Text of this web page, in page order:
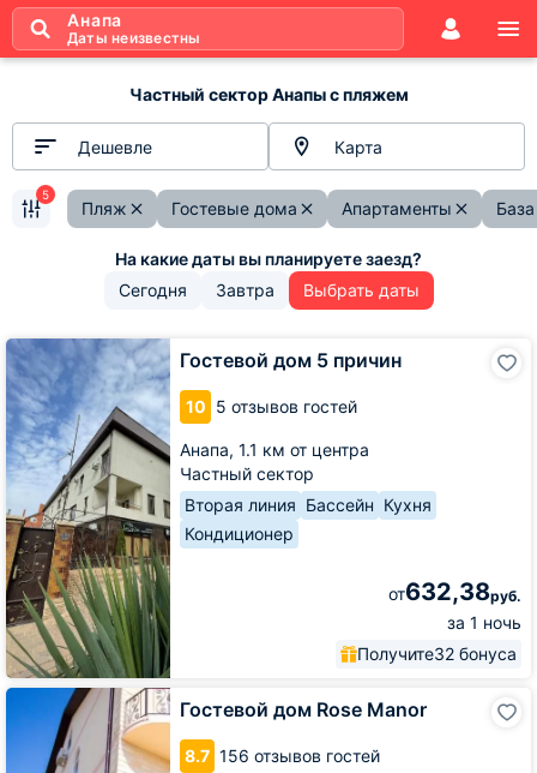
Анапа
Даты неизвестны
Частный сектор Анапы с пляжем
Дешевле Карта
Пляж Гостевые дома Апартаменты
5
Сегодня Завтра Выбрать даты
Гостевой дом 5 причин
10 5 отзывов гостей
Анапа, 1.1 км от центра
Частный сектор
Вторая линия Бассейн Кухня
Кондиционер
от632,38руб.
за 1 ночь
Получите32 бонуса
Гостевой
дом
5
причин
Гостевой дом Rose Manor
8.7 156 отзывов гостей
Гостевой
Manor